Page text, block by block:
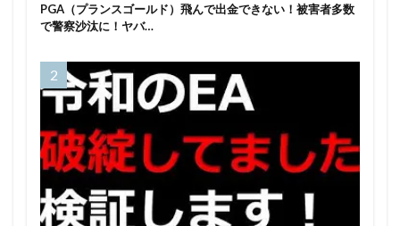
PGA（プランスゴールド）飛んで出金できない！被害者多数
で警察沙汰に！ヤバ…